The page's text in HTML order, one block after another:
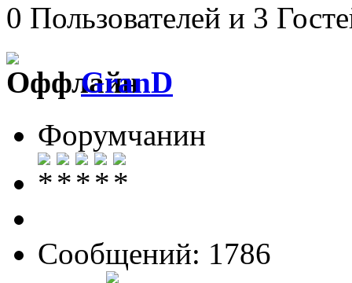
0 Пользователей и 3
GranD
Форумчанин
Сообщений: 1786